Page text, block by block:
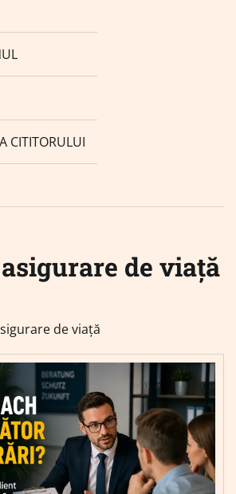
CITITORULUI
asigurare de viață
de viață